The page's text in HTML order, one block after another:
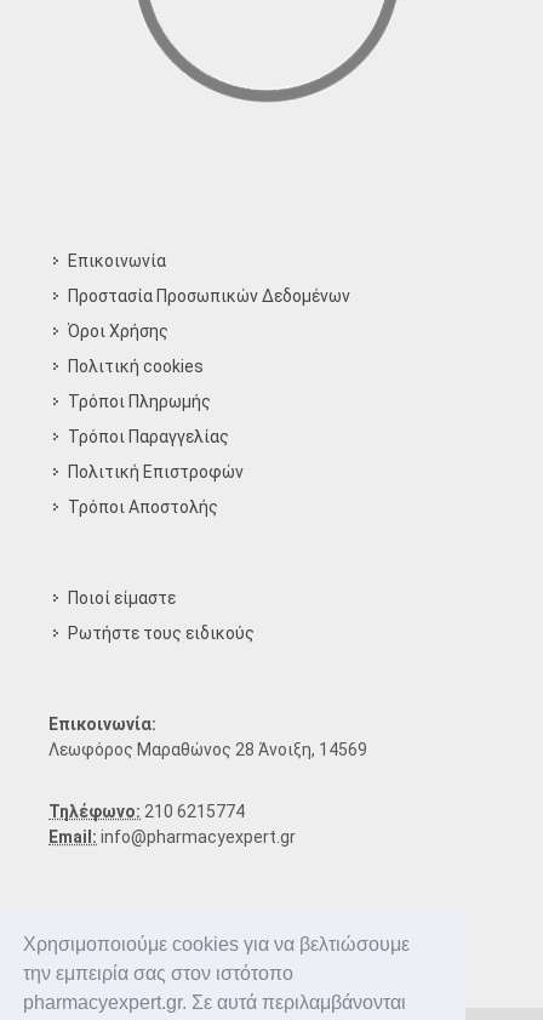
Χρησιμοποιούμε cookies για να βελτιώσουμε
την εμπειρία σας στον ιστότοπο
pharmacyexpert.gr. Σε αυτά περιλαμβάνονται
Επικοινωνία
Προστασία Προσωπικών Δεδομένων
Όροι Χρήσης
Πολιτική cookies
Τρόποι Πληρωμής
Τρόποι Παραγγελίας
Πολιτική Επιστροφών
Τρόποι Aποστολής
Ποιοί είμαστε
Ρωτήστε τους ειδικούς
Επικοινωνία:
Λεωφόρος Μαραθώνος 28 Άνοιξη, 14569
Τηλέφωνο: 210 6215774
Email: info@pharmacyexpert.gr